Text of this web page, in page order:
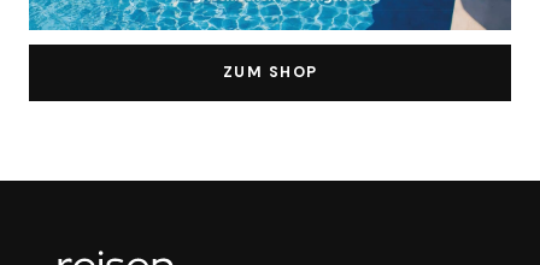
ZUM SHOP